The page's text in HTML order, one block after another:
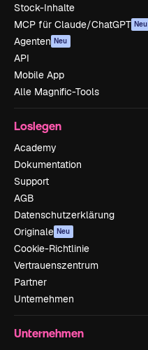
Stock-Inhalte
MCP für Claude/ChatGPT Neu
Agenten Neu
API
Mobile App
Alle Magnific-Tools
Loslegen
Academy
Dokumentation
Support
AGB
Datenschutzerklärung
Originale Neu
Cookie-Richtlinie
Vertrauenszentrum
Partner
Unternehmen
Unternehmen